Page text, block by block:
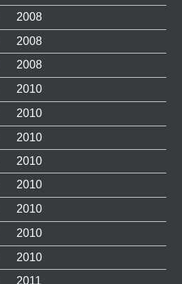
2008
2008
2008
2010
2010
2010
2010
2010
2010
2010
2010
2011